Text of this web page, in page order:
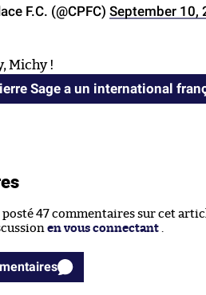
F.C. (@CPFC) September 10,
Michy !
Sage a un international
47 commentaires sur cet
en vous connectant
commentaires